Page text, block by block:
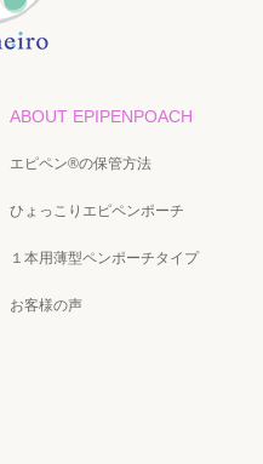
ABOUT EPIPENPOACH
エピペン®の保管方法
ひょっこりエピペンポーチ
１本用薄型ペンポーチタイプ
お客様の声